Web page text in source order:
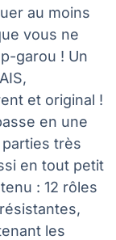
au moins
vous ne
garou ! Un
et original !
en une
très
en tout petit
: 12 rôles
les